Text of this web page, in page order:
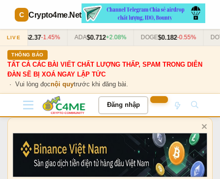
Crypto4me.Net
LIVE
XRP$2.37-1.45% ADA$0.712+2.08% DOGE$0.182-0.55% DOT
THÔNG BÁO
TẤT CẢ CÁC BÀI VIẾT CHẤT LƯỢNG THẤP, SPAM TRONG DIỄN
ĐÀN SẼ BỊ XOÁ NGAY LẬP TỨC
· Vui lòng đọcnội quytrước khi đăng bài.
Đăng nhập